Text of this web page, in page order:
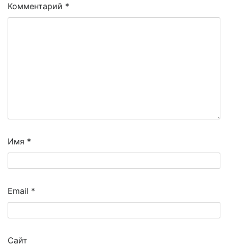
Комментарий *
Имя *
Email *
Сайт